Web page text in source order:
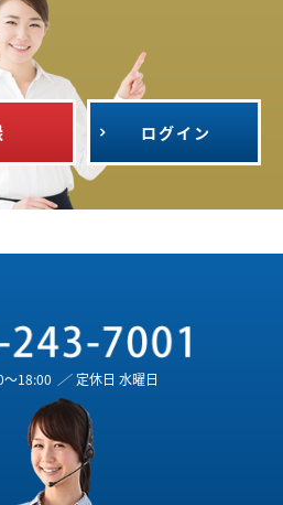
ログイン
～18:00 ／ 定休日 水曜日